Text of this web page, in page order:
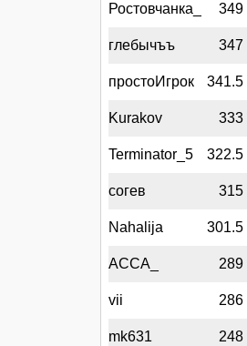
Ростовчанка_ 349
глебычъъ 347
простоИгрок 341.5
Kurakov 333
Terminator_5 322.5
согев 315
Nahalija 301.5
АССА_ 289
vii 286
mk631 248